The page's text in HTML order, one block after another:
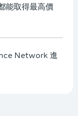
能取得最高價
Network 進